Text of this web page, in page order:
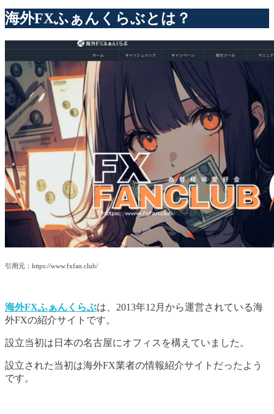
海外FXふぁんくらぶとは？
引用元：https://www.fxfan.club/
海外FXふぁんくらぶは、2013年12月から運営されている海
外FXの紹介サイトです。
設立当初は日本の名古屋にオフィスを構えていました。
設立された当初は海外FX業者の情報紹介サイトだったよう
です。